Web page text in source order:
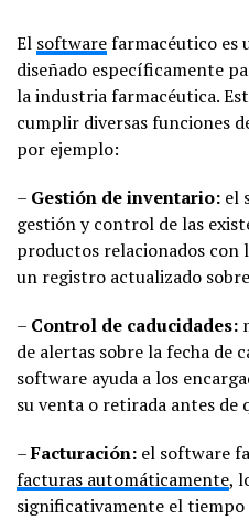
El softwarefarmacéutico es
diseñado específicamente
la industria farmacéutica.
cumplir diversas funciones
por ejemplo:
– Gestión de inventario: el
gestión y control de las
productos relacionados
un registro actualizado
– Control de caducidades:
de alertas sobre la fecha de
software ayuda a los
su venta o retirada antes de
–Facturación: el software
facturas automáticamente,
significativamente el tiempo